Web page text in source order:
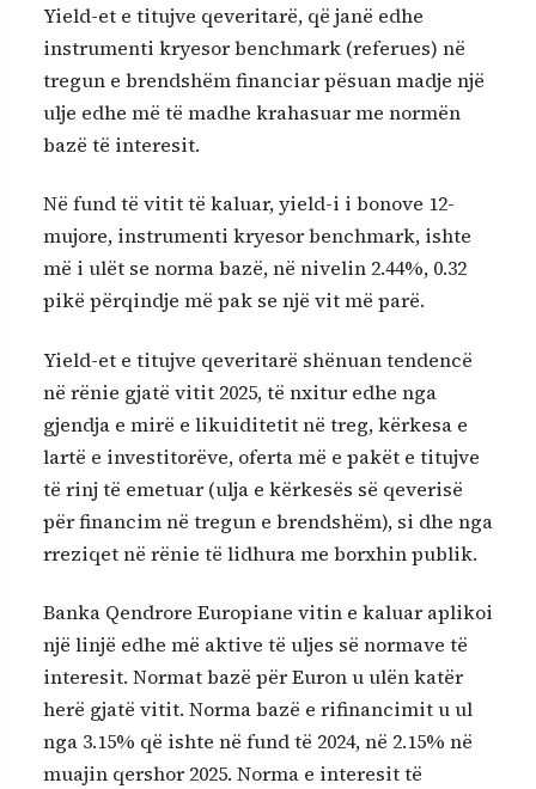
Yield-et e titujve qeveritarë, që janë edhe
instrumenti kryesor benchmark (referues) në
tregun e brendshëm financiar pësuan madje një
ulje edhe më të madhe krahasuar me normën
bazë të interesit.
Në fund të vitit të kaluar, yield-i i bonove 12-
mujore, instrumenti kryesor benchmark, ishte
më i ulët se norma bazë, në nivelin 2.44%, 0.32
pikë përqindje më pak se një vit më parë.
Yield-et e titujve qeveritarë shënuan tendencë
në rënie gjatë vitit 2025, të nxitur edhe nga
gjendja e mirë e likuiditetit në treg, kërkesa e
lartë e investitorëve, oferta më e pakët e titujve
të rinj të emetuar (ulja e kërkesës së qeverisë
për financim në tregun e brendshëm), si dhe nga
rreziqet në rënie të lidhura me borxhin publik.
Banka Qendrore Europiane vitin e kaluar aplikoi
një linjë edhe më aktive të uljes së normave të
interesit. Normat bazë për Euron u ulën katër
herë gjatë vitit. Norma bazë e rifinancimit u ul
nga 3.15% që ishte në fund të 2024, në 2.15% në
muajin qershor 2025. Norma e interesit të